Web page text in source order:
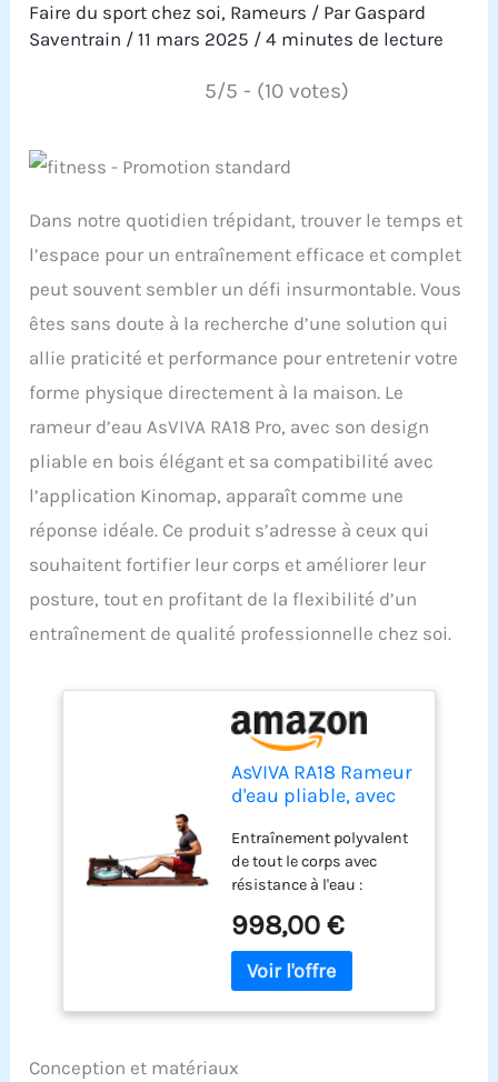
Faire du sport chez soi, Rameurs / ParGaspard
Saventrain /11 mars 2025 /4 minutes de lecture
5/5 - (10 votes)
Dans notre quotidien trépidant, trouver le temps et
l’espace pour un entraînement efficace et complet
peut souvent sembler un défi insurmontable. Vous
êtes sans doute à la recherche d’une solution qui
allie praticité et performance pour entretenir votre
forme physique directement à la maison. Le
rameur d’eau AsVIVA RA18 Pro, avec son design
pliable en bois élégant et sa compatibilité avec
l’application Kinomap, apparaît comme une
réponse idéale. Ce produit s’adresse à ceux qui
souhaitent fortifier leur corps et améliorer leur
posture, tout en profitant de la flexibilité d’un
entraînement de qualité professionnelle chez soi.
AsVIVA RA18 Rameur
d'eau pliable, avec
frein magnétique,
silencieux, peu
encombrant pour la
maison
Entraînement polyvalent
de tout le corps avec
résistance à l'eau :
maison : faites
l'expérience d'un
entraînement intense de
bien pour la musculation
998,00 €
Conception et matériaux